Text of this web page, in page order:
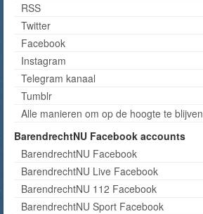
RSS
Twitter
Facebook
Instagram
Telegram kanaal
Tumblr
Alle manieren om op de hoogte te blijven
BarendrechtNU Facebook accounts
BarendrechtNU Facebook
BarendrechtNU Live Facebook
BarendrechtNU 112 Facebook
BarendrechtNU Sport Facebook